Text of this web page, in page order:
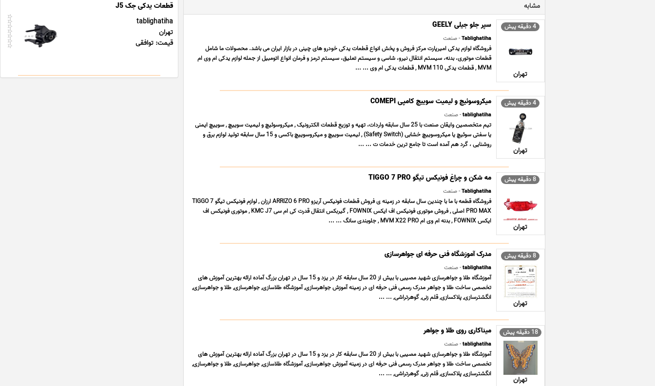
مشابه
4 دقیقه پیش
تهران
سپر جلو جیلی GEELY
Tablighatiha- صنعت
فروشگاه لوازم یدکی امیرپارت مرکز فروش و پخش انواع قطعات یدکی خودرو های چینی در بازار ایران می باشد. محصولات ما شامل
قطعات موتوری، بدنه، سیستم انتقال نیرو، شاسی و سیستم تعلیق، سیستم ترمز و فرمان انواع اتومبیل از جمله لوازم یدکی ام وی ام
MVM , قطعات یدکی MVM 110 , قطعات یدکی ام وی ... ...
4 دقیقه پیش
تهران
میکروسوئیچ و لیمیت سوییچ کامپی COMEPI
tablighatiha- صنعت
تیم متخصصین وایقان صنعت با 25 سال سابقه واردات، تهیه و توزیع قطعات الکترونیک , میکروسوئیچ و لیمیت سوییچ , سوییچ ایمنی
یا سفتی سوئیچ یا میکروسوییچ خشابی (Safety Switch) , لیمیت سوییچ و میکروسوییچ باکسی و 15 سال سابقه تولید لوازم برق و
روشنایی ، گرد هم آمده است تا جامع ترین خدمات ت ... ...
8 دقیقه پیش
تهران
مه شکن و چراغ فونیکس تیگو TIGGO 7 PRO
Tablighatiha- صنعت
فروشگاه قطعه با ما با چندین سال سابقه در زمینه ی فروش قطعات فونیکس آریزو ARRIZO 6 PRO ارزان , لوازم فونیکس تیگو TIGGO 7
PRO MAX اصلی , فروش موتوری فونیکس اف ایکس FOWNIX , گیربکس انتقال قدرت کی ام سی KMC J7 , موتوری فونیکس اف
ایکس FOWNIX , بدنه ام وی ام MVM X22 PRO , جلوبندی سانگ ... ...
8 دقیقه پیش
تهران
مدرک آموزشگاه فنی حرفه ای جواهرسازی
tablighatiha- صنعت
آموزشگاه طلا و جواهرسازی شهید مصیبی با بیش از 20 سال سابقه کار در یزد و 15 سال در تهران بزرگ آماده ارائه بهترین آموزش های
تخصصی ساخت طلا و جواهر مدرک رسمی فنی حرفه ای در زمینه آموزش جواهرسازی, آموزشگاه طلاسازی, جواهرسازی, طلا و جواهرسازی,
انگشترسازی, پلاکسازی, قلم زنی, گوهرتراشی, ... ...
18 دقیقه پیش
تهران
میناکاری روی طلا و جواهر
tablighatiha- صنعت
آموزشگاه طلا و جواهرسازی شهید مصیبی با بیش از 20 سال سابقه کار در یزد و 15 سال در تهران بزرگ آماده ارائه بهترین آموزش های
تخصصی ساخت طلا و جواهر مدرک رسمی فنی حرفه ای در زمینه آموزش جواهرسازی, آموزشگاه طلاسازی, جواهرسازی, طلا و جواهرسازی,
انگشترسازی, پلاکسازی, قلم زنی, گوهرتراشی, ... ...
قطعات یدکی جک J5
tablighatiha
تهران
قیمت: توافقی